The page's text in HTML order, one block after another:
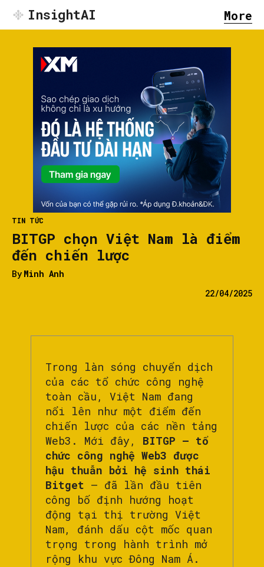
InsightAI More
TIN TỨC
BITGP chọn Việt Nam là điểm
đến chiến lược
By Minh Anh
22/04/2025
Trong làn sóng chuyển dịch
của các tổ chức công nghệ
toàn cầu, Việt Nam đang
nổi lên như một điểm đến
chiến lược của các nền tảng
Web3. Mới đây, BITGP – tổ
chức công nghệ Web3 được
hậu thuẫn bởi hệ sinh thái
Bitget – đã lần đầu tiên
công bố định hướng hoạt
động tại thị trường Việt
Nam, đánh dấu cột mốc quan
trọng trong hành trình mở
rộng khu vực Đông Nam Á.